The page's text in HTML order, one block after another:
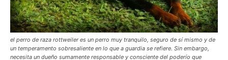
el perro de raza rottweiler es un perro muy tranquilo, seguro de sí mismo y de
un temperamento sobresaliente en lo que a guardia se refiere. Sin embargo,
necesita un dueño sumamente responsable y consciente del poderío que